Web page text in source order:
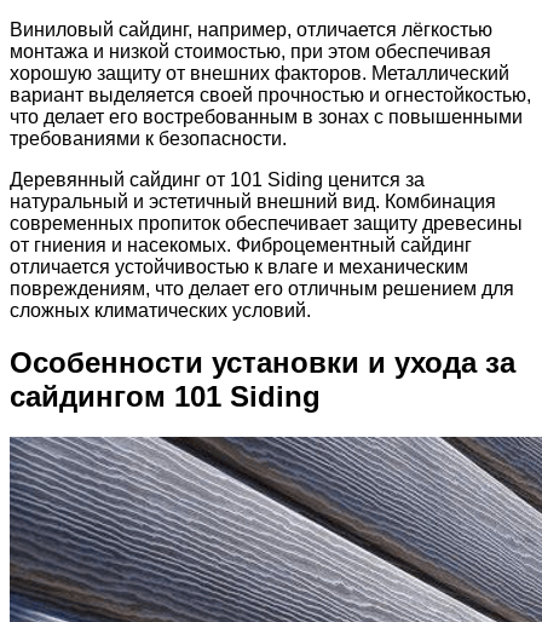
Виниловый сайдинг, например, отличается лёгкостью
монтажа и низкой стоимостью, при этом обеспечивая
хорошую защиту от внешних факторов. Металлический
вариант выделяется своей прочностью и огнестойкостью,
что делает его востребованным в зонах с повышенными
требованиями к безопасности.
Деревянный сайдинг от 101 Siding ценится за
натуральный и эстетичный внешний вид. Комбинация
современных пропиток обеспечивает защиту древесины
от гниения и насекомых. Фиброцементный сайдинг
отличается устойчивостью к влаге и механическим
повреждениям, что делает его отличным решением для
сложных климатических условий.
Особенности установки и ухода за
сайдингом 101 Siding